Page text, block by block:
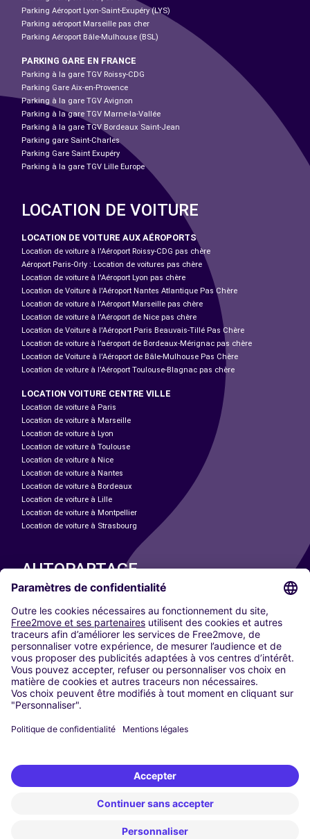
Parking Aéroport Lyon-Saint-Exupéry (LYS)
Parking aéroport Marseille pas cher
Parking Aéroport Bâle-Mulhouse (BSL)
PARKING GARE EN FRANCE
Parking à la gare TGV Roissy-CDG
Parking Gare Aix-en-Provence
Parking à la gare TGV Avignon
Parking à la gare TGV Marne-la-Vallée
Parking à la gare TGV Bordeaux Saint-Jean
Parking gare Saint-Charles
Parking Gare Saint Exupéry
Parking à la gare TGV Lille Europe
LOCATION DE VOITURE
LOCATION DE VOITURE AUX AÉROPORTS
Location de voiture à l'Aéroport Roissy-CDG pas chère
Aéroport Paris-Orly : Location de voitures pas chère
Location de voiture à l'Aéroport Lyon pas chère
Location de Voiture à l'Aéroport Nantes Atlantique Pas Chère
Location de voiture à l'Aéroport Marseille pas chère
Location de voiture à l'Aéroport de Nice pas chère
Location de Voiture à l'Aéroport Paris Beauvais-Tillé Pas Chère
Location de voiture à l’aéroport de Bordeaux-Mérignac pas chère
Location de Voiture à l'Aéroport de Bâle-Mulhouse Pas Chère
Location de voiture à l'Aéroport Toulouse-Blagnac pas chère
LOCATION VOITURE CENTRE VILLE
Location de voiture à Paris
Location de voiture à Marseille
Location de voiture à Lyon
Location de voiture à Toulouse
Location de voiture à Nice
Location de voiture à Nantes
Location de voiture à Bordeaux
Location de voiture à Lille
Location de voiture à Montpellier
Location de voiture à Strasbourg
AUTOPARTAGE
Paris
Madrid
Washington DC
Milan
Rome
Turin
Vienne
Berlin
Düsseldorf